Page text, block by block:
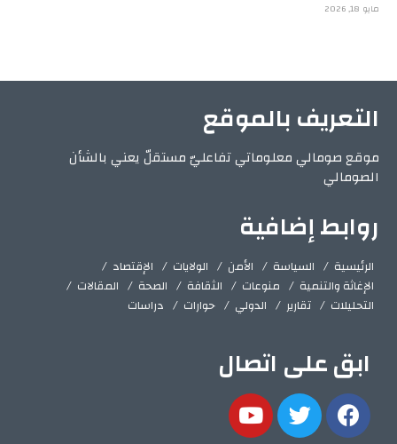
مايو 18, 2026
التعريف بالموقع
موقع صومالي معلوماتي تفاعليّ مستقلّ يعني بالشأن
الصومالي
روابط إضافية
الرئيسية السياسة الأمن الولايات
الإقتصاد
الإغاثة والتنمية
منوعات الثقافة الصحة
المقالات
التحليلات
تقارير الدولي حوارات دراسات
ابق على اتصال